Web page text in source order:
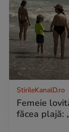
StirileKanalD.ro
Femeie
făcea plajă: